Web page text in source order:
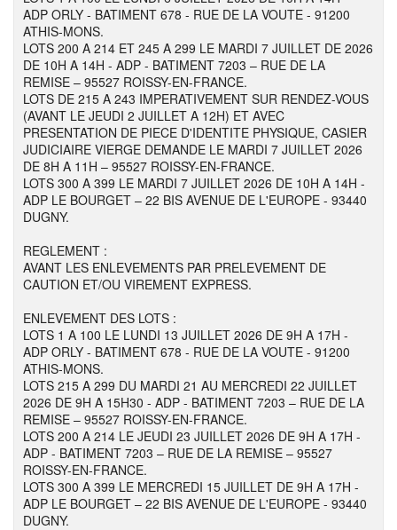
ADP ORLY - BATIMENT 678 - RUE DE LA VOUTE - 91200
ATHIS-MONS.
LOTS 200 A 214 ET 245 A 299 LE MARDI 7 JUILLET DE 2026
DE 10H A 14H - ADP - BATIMENT 7203 – RUE DE LA
REMISE – 95527 ROISSY-EN-FRANCE.
LOTS DE 215 A 243 IMPERATIVEMENT SUR RENDEZ-VOUS
(AVANT LE JEUDI 2 JUILLET A 12H) ET AVEC
PRESENTATION DE PIECE D'IDENTITE PHYSIQUE, CASIER
JUDICIAIRE VIERGE DEMANDE LE MARDI 7 JUILLET 2026
DE 8H A 11H – 95527 ROISSY-EN-FRANCE.
LOTS 300 A 399 LE MARDI 7 JUILLET 2026 DE 10H A 14H -
ADP LE BOURGET – 22 BIS AVENUE DE L'EUROPE - 93440
DUGNY.
REGLEMENT :
AVANT LES ENLEVEMENTS PAR PRELEVEMENT DE
CAUTION ET/OU VIREMENT EXPRESS.
ENLEVEMENT DES LOTS :
LOTS 1 A 100 LE LUNDI 13 JUILLET 2026 DE 9H A 17H -
ADP ORLY - BATIMENT 678 - RUE DE LA VOUTE - 91200
ATHIS-MONS.
LOTS 215 A 299 DU MARDI 21 AU MERCREDI 22 JUILLET
2026 DE 9H A 15H30 - ADP - BATIMENT 7203 – RUE DE LA
REMISE – 95527 ROISSY-EN-FRANCE.
LOTS 200 A 214 LE JEUDI 23 JUILLET 2026 DE 9H A 17H -
ADP - BATIMENT 7203 – RUE DE LA REMISE – 95527
ROISSY-EN-FRANCE.
LOTS 300 A 399 LE MERCREDI 15 JUILLET DE 9H A 17H -
ADP LE BOURGET – 22 BIS AVENUE DE L'EUROPE - 93440
DUGNY.